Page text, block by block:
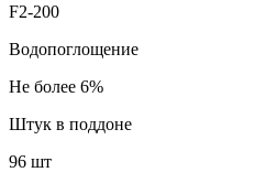
F2-200
Водопоглощение
Не более 6%
Штук в поддоне
96 шт